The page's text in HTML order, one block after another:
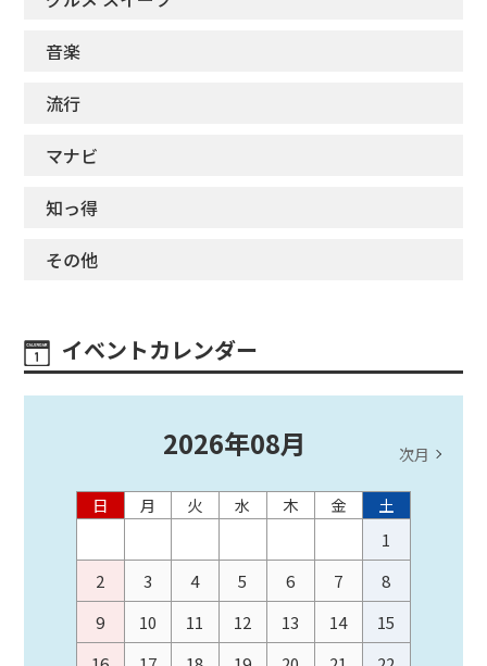
音楽
流行
マナビ
知っ得
その他
イベントカレンダー
2026年08月 次月
日 月 火 水 木 金
土
1
2
3 4 5 6 7
8
9
10 11 12 13 14
15